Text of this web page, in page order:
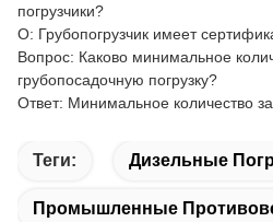
погрузчики?
О: Грубопогрузчик имеет
Вопрос: Каково минимальное
грубопосадочную погрузку?
Ответ: Минимальное количество
Теги: Дизельные
Промышленные